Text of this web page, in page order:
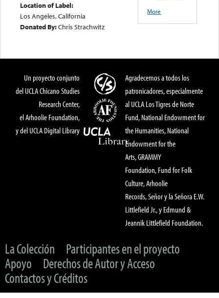
Location of Label:
Los Angeles, California
Donated By:Chris Strachwitz
More
Un proyecto conjunto
del UCLA Chicano Studies
Research Center,
el Arhoolie Foundation,
y del UCLA Digital Library
Agradecemos a todos los
patronicadores, especialmente
al UCLA Los Tigres de Norte
Fund, National Endowment for
the Humanities, National
Endowment for the
Arts, GRAMMY
Foundation, Fund for Folk
Culture, Arhoolie
Records, Señor y la Señora E.W.
Littlefield Jr., y Edmund &
Jeannik Littlefield Foundation.
La Colección
Participantes en el proyecto
Apoyo
Derechos de Autor y Acceso
Contactos y Créditos